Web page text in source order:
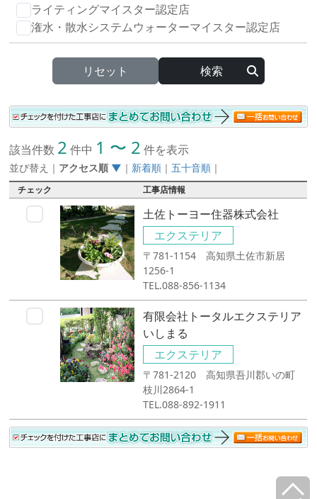
ライティングマイスター認定店
潅水・散水システムウォーターマイスター認定店
リセット
該当件数 2 件中 1 〜 2 件を表示
並び替え ｜ アクセス順 ▼ ｜ 新着順 ｜五十音順 ｜
チェック 工事店情報
土佐トーヨー住器株式会社
エクステリア
〒781-1154 高知県土佐市新居
1256-1
TEL.088-856-1134
有限会社トータルエクステリア
いしまる
エクステリア
〒781-2120 高知県吾川郡いの町
枝川2864-1
TEL.088-892-1911